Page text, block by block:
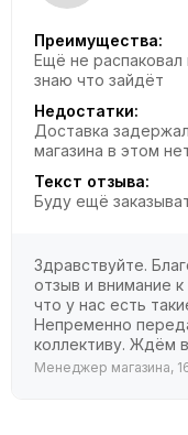
Преимущества:
Ещё не распаковал
знаю что зайдёт
Недостатки:
Доставка
магазина в этом
Текст отзыва:
Буду ещё
Здравствуйте.
отзыв и внимание
что у нас есть
Непременно
коллективу. Ждём
Менеджер магазина,